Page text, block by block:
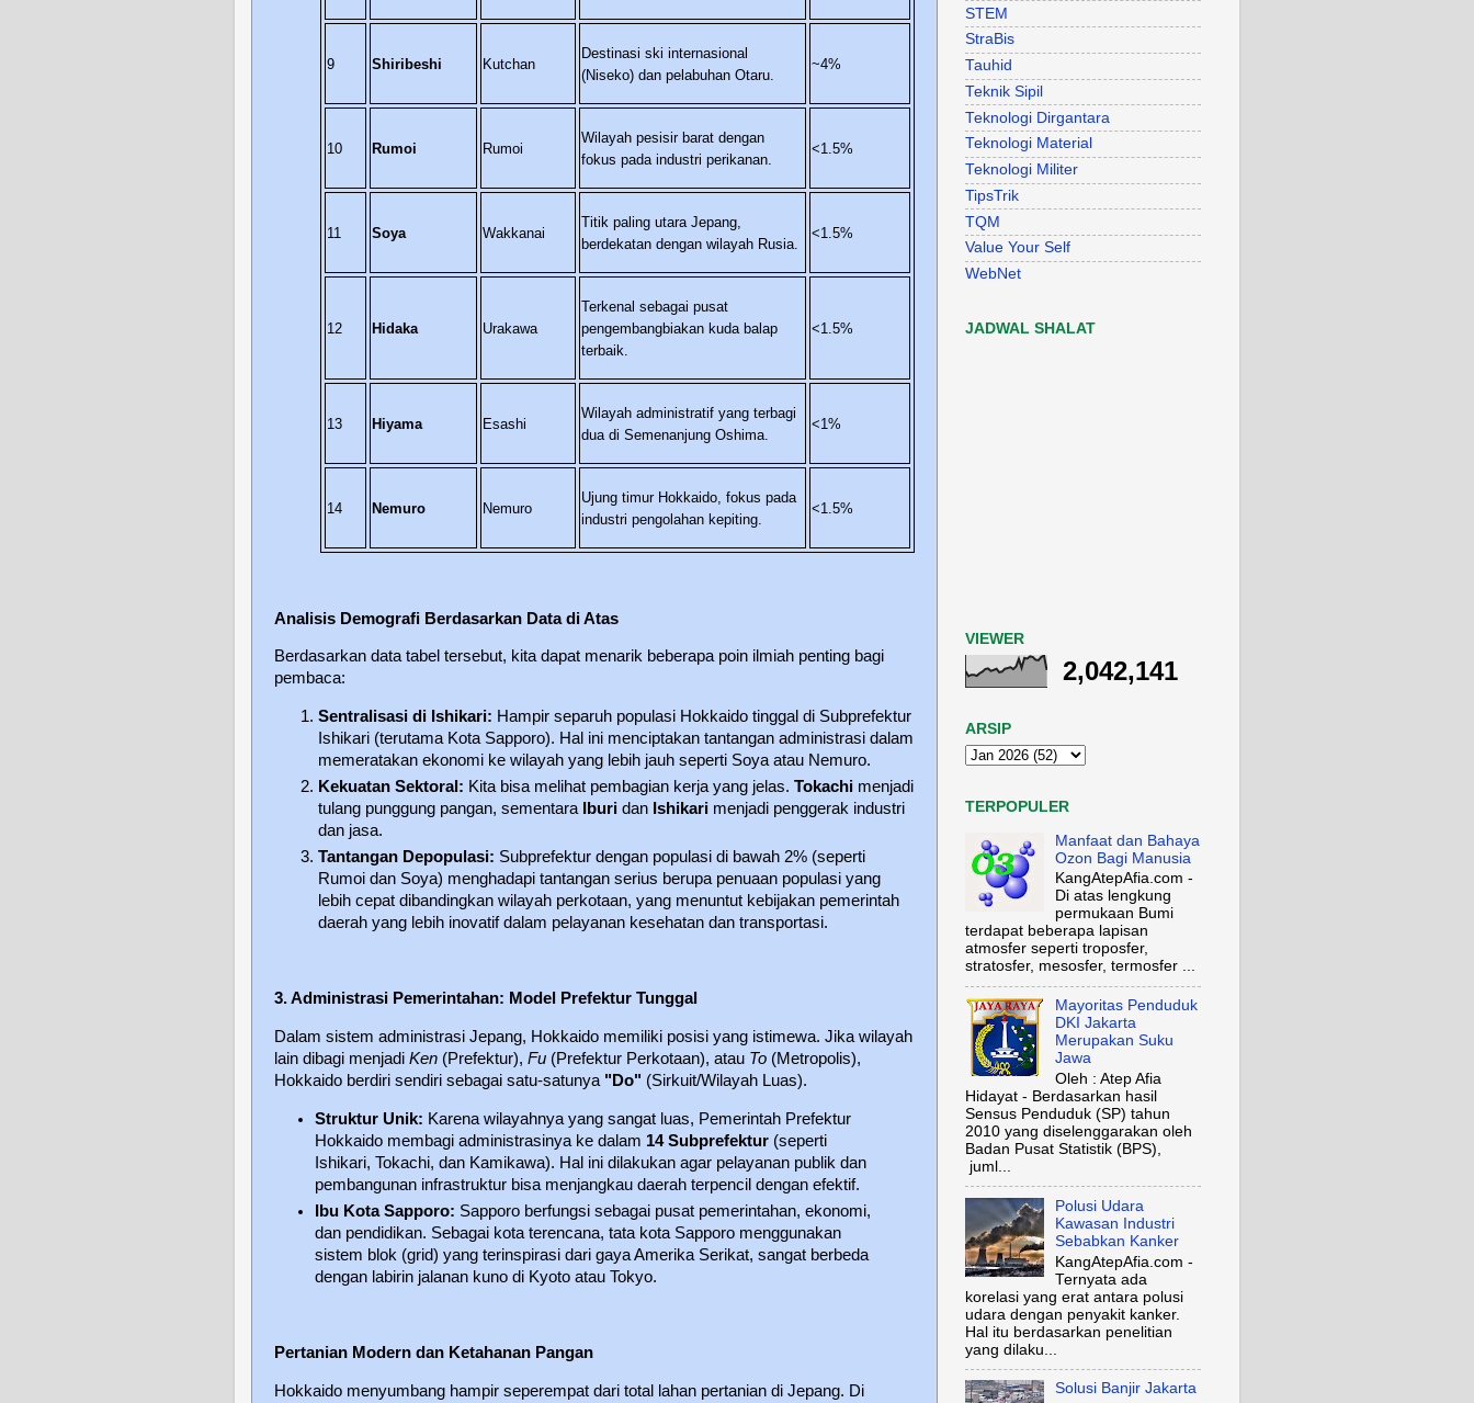
9 Shiribeshi Kutchan
Destinasi ski internasional
(Niseko) dan pelabuhan Otaru.
~4%
10 Rumoi Rumoi
Wilayah pesisir barat dengan
fokus pada industri perikanan.
<1.5%
11 Soya Wakkanai
Titik paling utara Jepang,
berdekatan dengan wilayah Rusia.
<1.5%
12 Hidaka Urakawa
Terkenal sebagai pusat
pengembangbiakan kuda balap
terbaik.
<1.5%
13 Hiyama Esashi
Wilayah administratif yang terbagi
dua di Semenanjung Oshima.
<1%
14 Nemuro Nemuro
Ujung timur Hokkaido, fokus pada
industri pengolahan kepiting.
<1.5%
Analisis Demografi Berdasarkan Data di Atas
Berdasarkan data tabel tersebut, kita dapat menarik beberapa poin ilmiah penting bagi
pembaca:
Sentralisasi di Ishikari: Hampir separuh populasi Hokkaido tinggal di Subprefektur
Ishikari (terutama Kota Sapporo). Hal ini menciptakan tantangan administrasi dalam
memeratakan ekonomi ke wilayah yang lebih jauh seperti Soya atau Nemuro.
Kekuatan Sektoral: Kita bisa melihat pembagian kerja yang jelas. Tokachi menjadi
tulang punggung pangan, sementara
Iburi dan Ishikari menjadi penggerak industri
dan jasa.
Tantangan Depopulasi: Subprefektur dengan populasi di bawah 2% (seperti
Rumoi dan Soya) menghadapi tantangan serius berupa penuaan populasi yang
lebih cepat dibandingkan wilayah perkotaan, yang menuntut kebijakan pemerintah
daerah yang lebih inovatif dalam pelayanan kesehatan dan transportasi.
3. Administrasi Pemerintahan: Model Prefektur Tunggal
Dalam sistem administrasi Jepang, Hokkaido memiliki posisi yang istimewa. Jika wilayah
lain dibagi menjadi Ken (Prefektur), Fu (Prefektur Perkotaan), atau To (Metropolis),
Hokkaido berdiri sendiri sebagai satu-satunya "Do" (Sirkuit/Wilayah Luas).
Struktur Unik: Karena wilayahnya yang sangat luas, Pemerintah Prefektur
Hokkaido membagi administrasinya ke dalam 14 Subprefektur (seperti
Ishikari, Tokachi, dan Kamikawa). Hal ini dilakukan agar pelayanan publik dan
pembangunan infrastruktur bisa menjangkau daerah terpencil dengan efektif.
Ibu Kota Sapporo: Sapporo berfungsi sebagai pusat pemerintahan, ekonomi,
dan pendidikan. Sebagai kota terencana, tata kota Sapporo menggunakan
sistem blok (grid) yang terinspirasi dari gaya Amerika Serikat, sangat berbeda
dengan labirin jalanan kuno di Kyoto atau Tokyo.
Pertanian Modern dan Ketahanan Pangan
Hokkaido menyumbang hampir seperempat dari total lahan pertanian di Jepang. Di
STEM
StraBis
Tauhid
Teknik Sipil
Teknologi Dirgantara
Teknologi Material
Teknologi Militer
TipsTrik
TQM
Value Your Self
WebNet
JADWAL SHALAT
VIEWER
2,042,141
ARSIP
TERPOPULER
Manfaat dan Bahaya
Ozon Bagi Manusia
KangAtepAfia.com -
Di atas lengkung
permukaan Bumi
terdapat beberapa lapisan
atmosfer seperti troposfer,
stratosfer, mesosfer, termosfer ...
Mayoritas Penduduk
DKI Jakarta
Merupakan Suku
Jawa
Oleh : Atep Afia
Hidayat - Berdasarkan hasil
Sensus Penduduk (SP) tahun
2010 yang diselenggarakan oleh
Badan Pusat Statistik (BPS),
juml...
Polusi Udara
Kawasan Industri
Sebabkan Kanker
KangAtepAfia.com -
Ternyata ada
korelasi yang erat antara polusi
udara dengan penyakit kanker.
Hal itu berdasarkan penelitian
yang dilaku...
Solusi Banjir Jakarta